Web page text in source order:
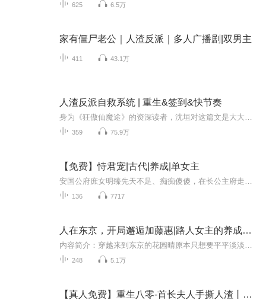
625 6.5万
家有僵尸老公｜人渣反派｜多人广播剧|双男主
411 43.1万
人渣反派自救系统 | 重生&签到&快节奏
359 75.9万
【免费】恃君宠|古代|养成|单女主
136 7717
人在东京，开局邂逅加藤惠|路人女主的养成方法|动漫同人穿书恋爱
248 5.1万
【真人免费】重生八零-首长夫人手撕人渣丨军婚甜宠